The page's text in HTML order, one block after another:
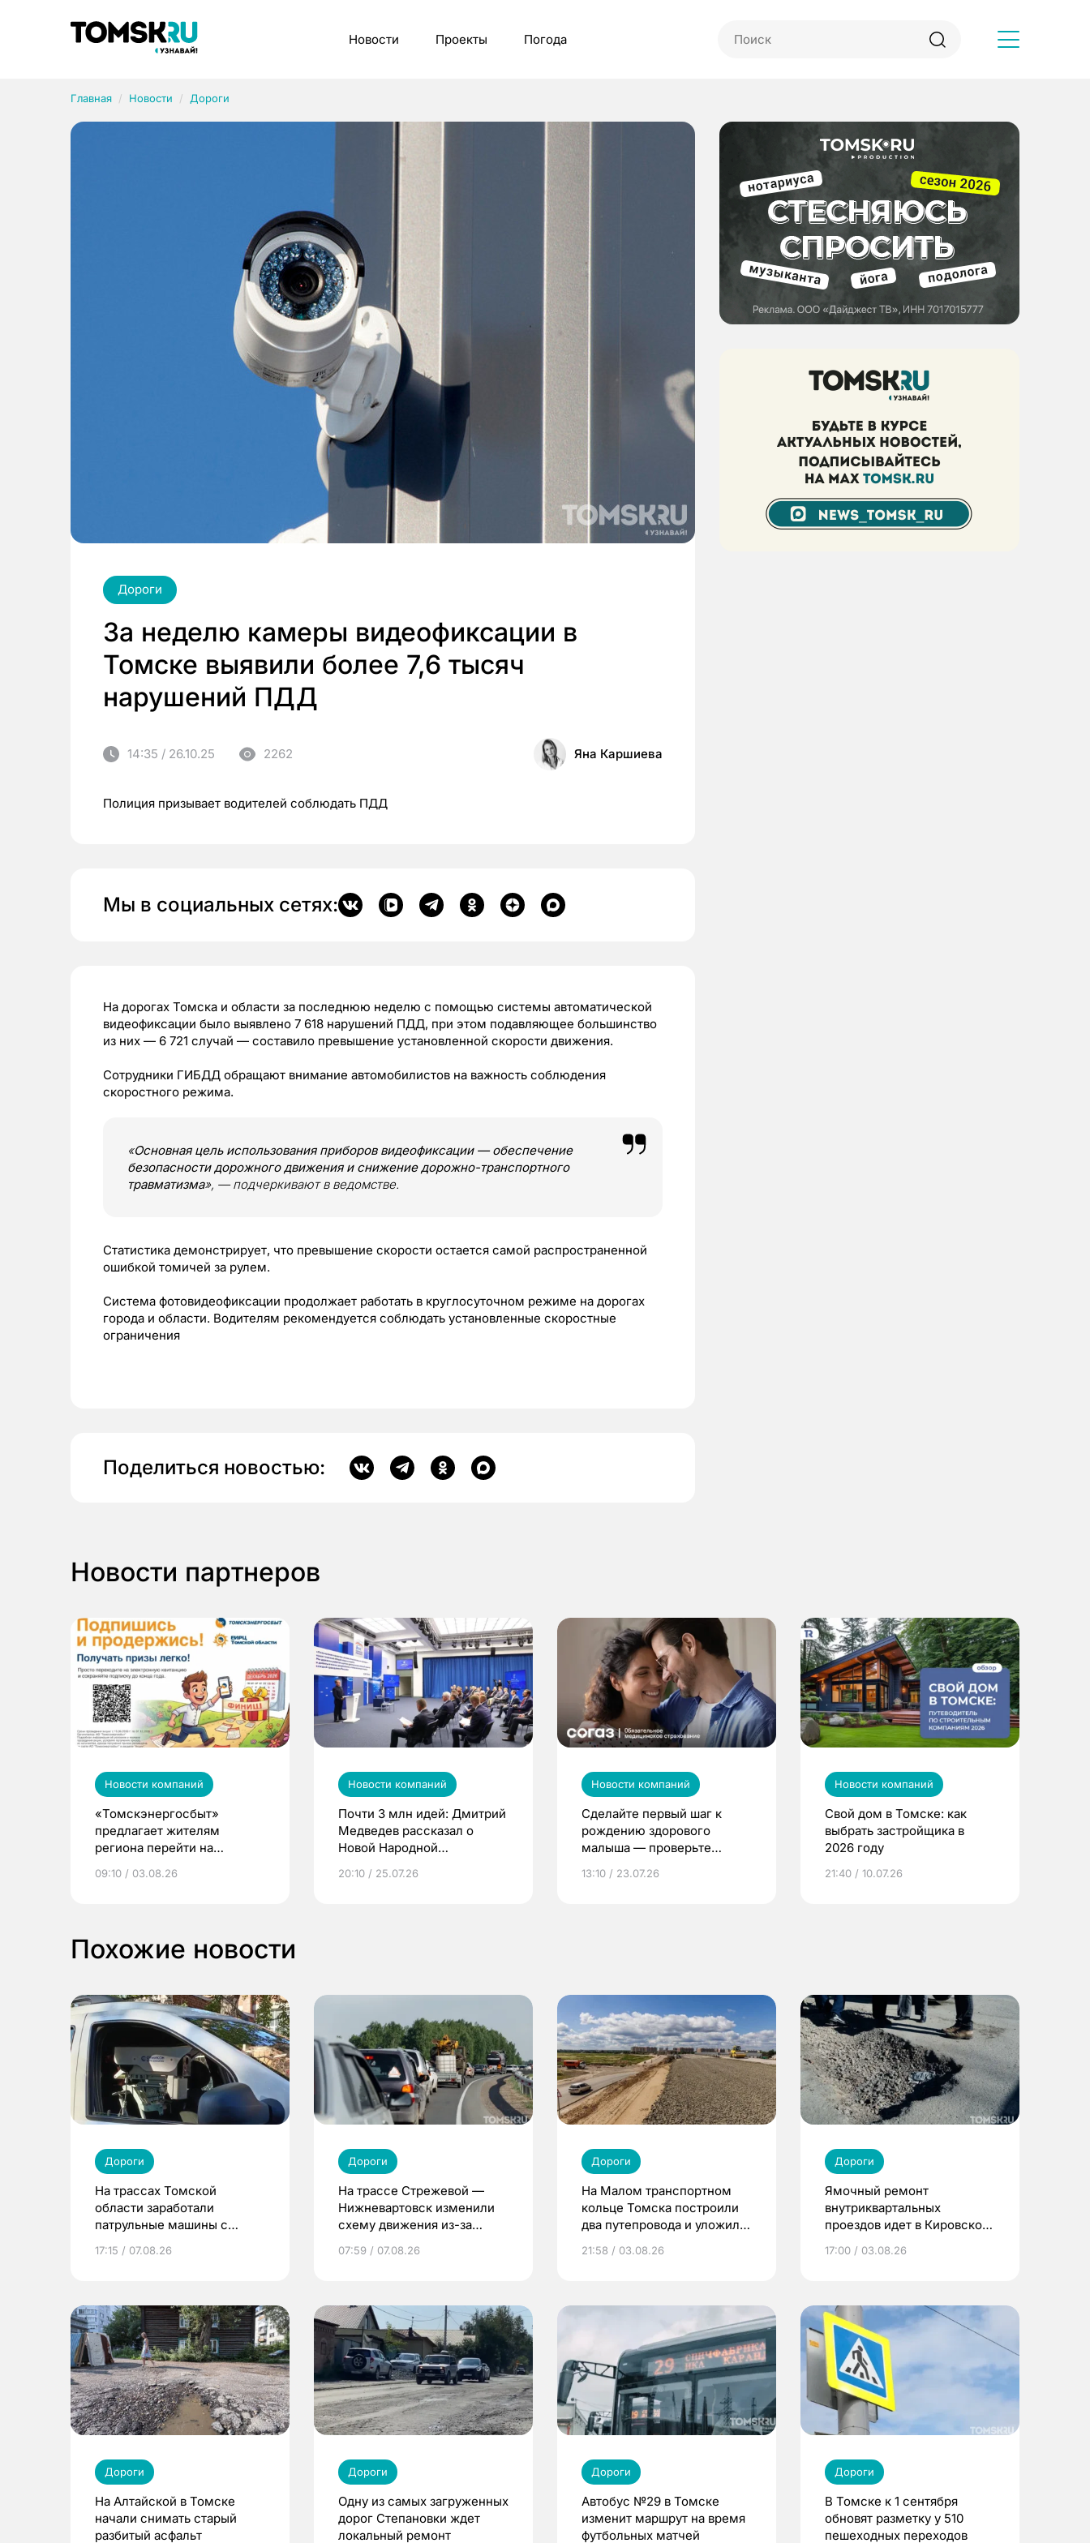
Новости Проекты Погода
Главная Новости Дороги
Дороги
За неделю камеры видеофиксации в
Томске выявили более 7,6 тысяч
нарушений ПДД
14:35 / 26.10.25 2262 Яна Каршиева
Полиция призывает водителей соблюдать ПДД
Мы в социальных сетях:
На дорогах Томска и области за последнюю неделю с помощью системы автоматической
видеофиксации было выявлено 7 618 нарушений ПДД, при этом подавляющее большинство
из них — 6 721 случай — составило превышение установленной скорости движения.
Сотрудники ГИБДД обращают внимание автомобилистов на важность соблюдения
скоростного режима.
«Основная цель использования приборов видеофиксации — обеспечение
безопасности дорожного движения и снижение дорожно-транспортного
травматизма», — подчеркивают в ведомстве.
Статистика демонстрирует, что превышение скорости остается самой распространенной
ошибкой томичей за рулем.
Система фотовидеофиксации продолжает работать в круглосуточном режиме на дорогах
города и области. Водителям рекомендуется соблюдать установленные скоростные
ограничения
Поделиться новостью:
Новости партнеров
Новости компаний
«Томскэнергосбыт»
предлагает жителям
региона перейти на
выиграть призы
09:10 / 03.08.26
Новости компаний
Почти 3 млн идей: Дмитрий
Медведев рассказал о
Новой Народной
20:10 / 25.07.26
Новости компаний
Сделайте первый шаг к
рождению здорового
малыша — проверьте
по ОМС!
13:10 / 23.07.26
Новости компаний
Свой дом в Томске: как
выбрать застройщика в
2026 году
21:40 / 10.07.26
Похожие новости
Дороги
На трассах Томской
области заработали
патрульные машины с
17:15 / 07.08.26
Дороги
На трассе Стрежевой —
Нижневартовск изменили
схему движения из-за
07:59 / 07.08.26
Дороги
На Малом транспортном
кольце Томска построили
два путепровода и уложили
21:58 / 03.08.26
Дороги
Ямочный ремонт
внутриквартальных
проездов идет в Кировском
17:00 / 03.08.26
Дороги
На Алтайской в Томске
начали снимать старый
разбитый асфальт
Дороги
Одну из самых загруженных
дорог Степановки ждет
локальный ремонт
Дороги
Автобус №29 в Томске
изменит маршрут на время
футбольных матчей
Дороги
В Томске к 1 сентября
обновят разметку у 510
пешеходных переходов
Рубрики